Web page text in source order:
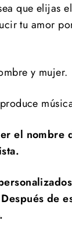
que elijas
tu amor
y mujer.
el nombre
de